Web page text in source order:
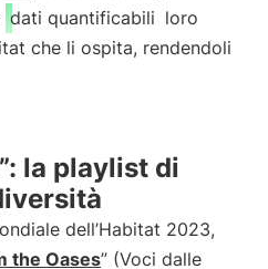
dati quantificabili loro
che li ospita, rendendoli
la playlist di
dell’Habitat 2023,
the Oases” (Voci dalle